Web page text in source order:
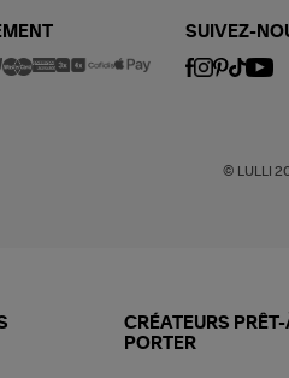
SUIVEZ-
© LULLI
CRÉATEURS
PORTER